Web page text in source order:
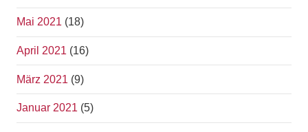
Mai 2021 (18)
April 2021 (16)
März 2021 (9)
Januar 2021 (5)